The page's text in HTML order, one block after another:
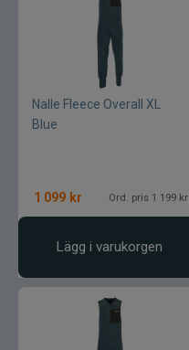
Nalle Fleece Overall XL
Blue
1 099 kr Ord. pris 1 199 kr
Lägg i varukorgen